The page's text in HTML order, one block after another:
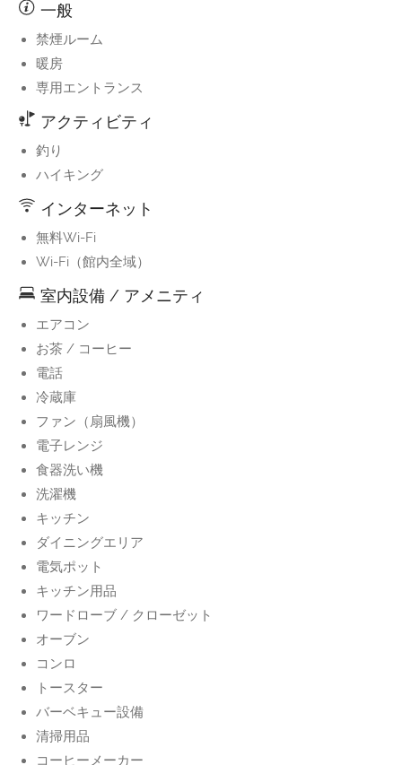
一般
禁煙ルーム
暖房
専用エントランス
アクティビティ
釣り
ハイキング
インターネット
無料Wi-Fi
Wi-Fi（館内全域）
室内設備 / アメニティ
エアコン
お茶 / コーヒー
電話
冷蔵庫
ファン（扇風機）
電子レンジ
食器洗い機
洗濯機
キッチン
ダイニングエリア
電気ポット
キッチン用品
ワードローブ / クローゼット
オーブン
コンロ
トースター
バーベキュー設備
清掃用品
コーヒーメーカー